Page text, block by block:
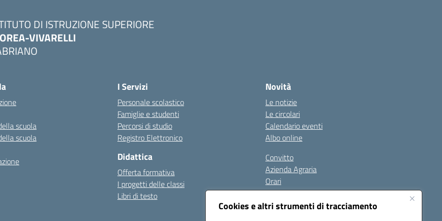
Cookies e altri strumenti di tracciamento
DI ISTRUZIONE SUPERIORE
VIVARELLI
scuola
scuola
I Servizi
Personale scolastico
Famiglie e studenti
Percorsi di studio
Registro Elettronico
Didattica
Offerta formativa
I progetti delle classi
Libri di testo
Novità
Le notizie
Le circolari
Calendario eventi
Albo online
Convitto
Azienda Agraria
Orari
Contatti
Privacy Policy